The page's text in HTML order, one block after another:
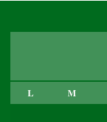
L M